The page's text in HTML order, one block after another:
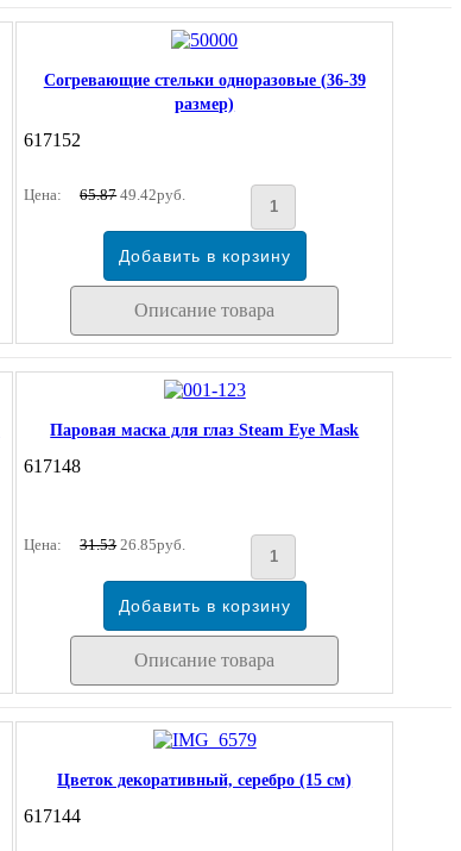
Согревающие стельки одноразовые (36-39
размер)
617152
Цена: 65.8749.42руб.
Описание товара
Паровая маска для глаз Steam Eye Mask
617148
Цена: 31.5326.85руб.
Описание товара
Цветок декоративный, серебро (15 см)
617144